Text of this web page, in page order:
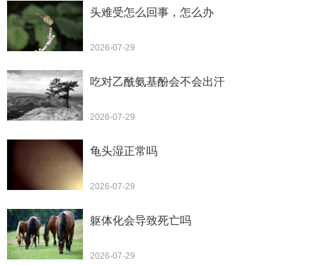
头难受怎么回事，怎么办
2026-07-29
吃对乙酰氨基酚会不会出汗
2026-07-29
龟头湿正常吗
2026-07-29
躯体化会导致死亡吗
2026-07-29